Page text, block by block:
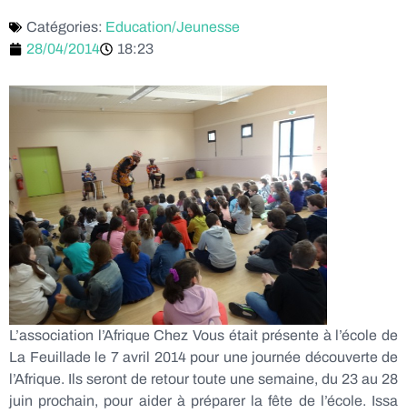
Catégories: Education/Jeunesse
28/04/2014
18:23
L’association l’Afrique Chez Vous était présente à l’école de
La Feuillade le 7 avril 2014 pour une journée découverte de
l’Afrique. Ils seront de retour toute une semaine, du 23 au 28
juin prochain, pour aider à préparer la fête de l’école. Issa